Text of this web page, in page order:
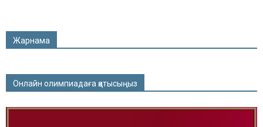
Жарнама
Онлайн олимпиадаға қатысыңыз